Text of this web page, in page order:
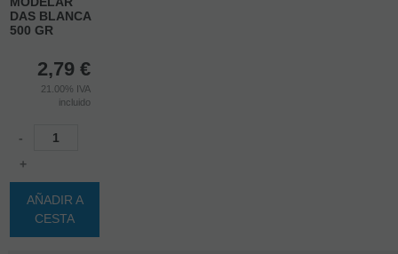
DAS BLANCA
500 GR
2,79 €
21.00% IVA
incluido
-
+
AÑADIR A
CESTA